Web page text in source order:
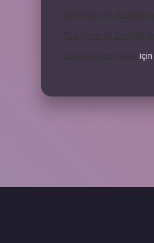
için